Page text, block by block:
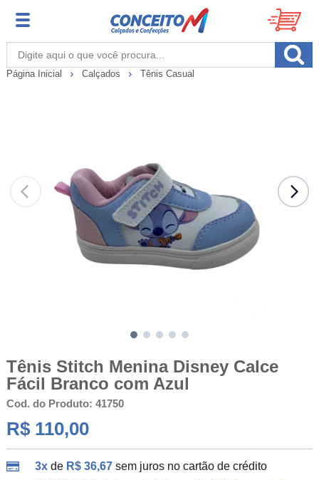
Página Inicial Calçados Tênis Casual
Tênis Stitch Menina Disney Calce
Fácil Branco com Azul
Cod. do Produto: 41750
R$ 110,00
3xde R$ 36,67 sem juros no cartão de crédito